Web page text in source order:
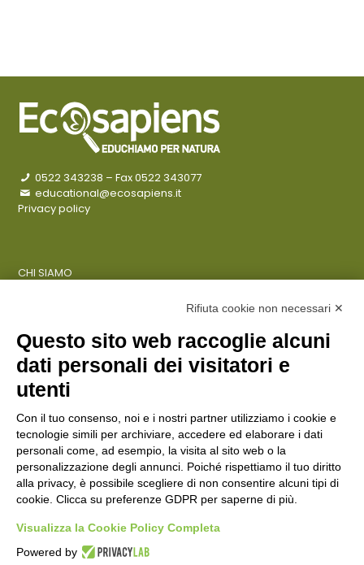
0522 343238 – Fax 0522 343077
educational@ecosapiens.it
Privacy policy
CHI SIAMO
ENTI PUBBLICI
SCUOLE
CITTADINI E FAMIGLIE
CONTATTI
Seguici su:
Italiano
Rifiuta cookie non necessari ✕
Questo sito web raccoglie alcuni
dati personali dei visitatori e
utenti
Con il tuo consenso, noi e i nostri partner utilizziamo i cookie e
tecnologie simili per archiviare, accedere ed elaborare i dati
personali come, ad esempio, la visita al sito web o la
personalizzazione degli annunci. Poiché rispettiamo il tuo diritto
alla privacy, è possibile scegliere di non consentire alcuni tipi di
cookie. Clicca su preferenze GDPR per saperne di più.
Visualizza la Cookie Policy Completa
Powered by